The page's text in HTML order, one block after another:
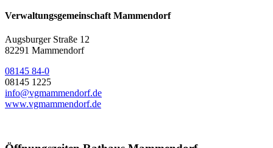
Verwaltungsgemeinschaft Mammendorf
Augsburger Straße 12
82291 Mammendorf
08145 84-0
08145 1225
info@vgmammendorf.de
www.vgmammendorf.de